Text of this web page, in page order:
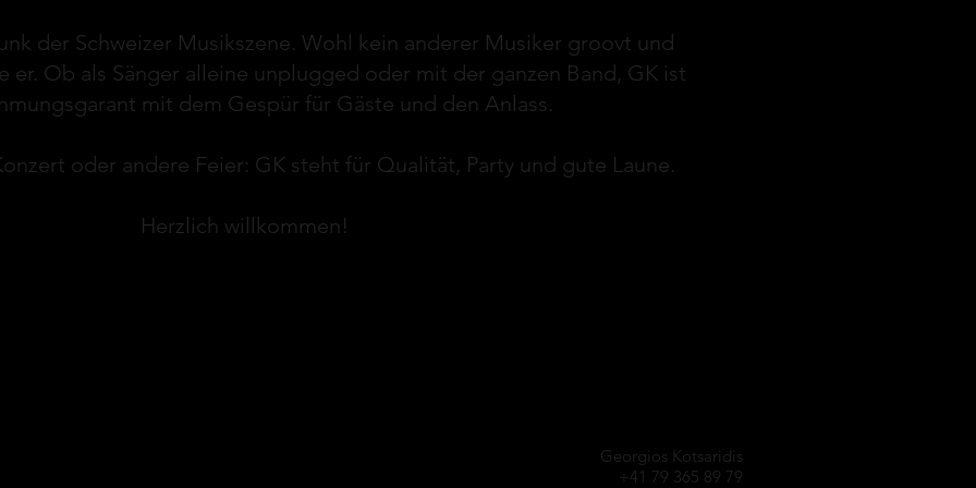
der Schweizer Musikszene. Wohl kein anderer Musiker groovt und
er. Ob als Sänger alleine unplugged oder mit der ganzen Band, GK ist
mit dem Gespür für Gäste und den Anlass.
oder andere Feier: GK steht für Qualität, Party und gute Laune.
Herzlich willkommen!
Georgios Kotsaridis
+41 79 365 89 79